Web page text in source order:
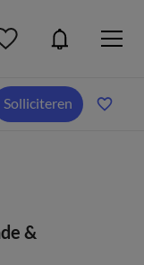
Solliciteren
&